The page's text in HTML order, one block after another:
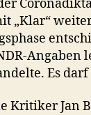
„Klar“
Es
Kritiker Jan